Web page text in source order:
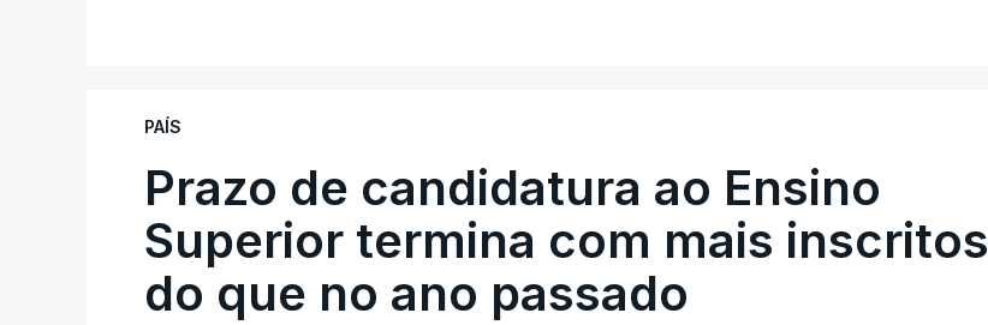
PAÍS
Prazo de candidatura ao Ensino
Superior termina com mais inscritos
do que no ano passado